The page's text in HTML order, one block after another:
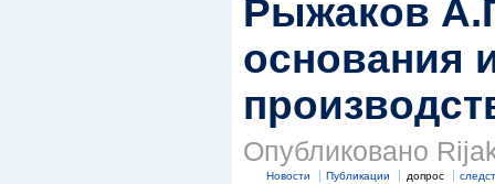
Рыжаков
основания
Опубликовано
Новости Публикации допрос